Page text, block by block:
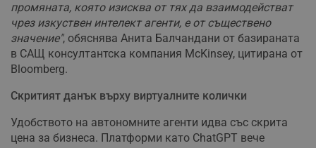
промяната, която изисква от тях да взаимодействат
чрез изкуствен интелект агенти, е от съществено
значение", обяснява Анита Балчандани от базираната
в САЩ консултантска компания McKinsey, цитирана от
Bloomberg.
Скритият данък върху виртуалните колички
Удобството на автономните агенти идва със скрита
цена за бизнеса. Платформи като ChatGPT вече